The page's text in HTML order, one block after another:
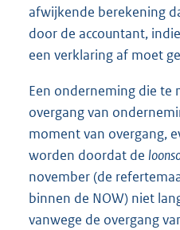
afwijkende berekening
door de accountant,
een verklaring af moet
Een onderneming die te
overgang van
moment van overgang,
worden doordat de
november (de
binnen de NOW) niet
vanwege de overgang